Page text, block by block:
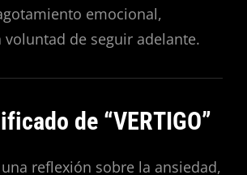
emocional,
voluntad de seguir adelante.
de “VERTIGO”
una reflexión sobre la ansiedad,